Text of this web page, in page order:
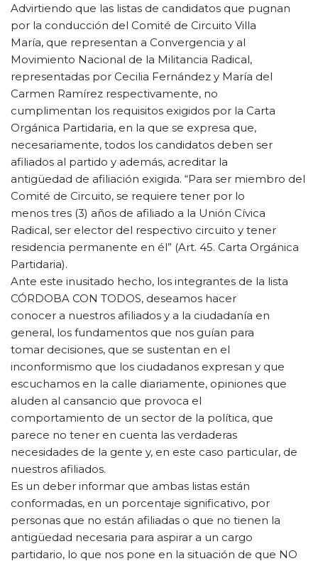
Advirtiendo que las listas de candidatos que pugnan
por la conducción del Comité de Circuito Villa
María, que representan a Convergencia y al
Movimiento Nacional de la Militancia Radical,
representadas por Cecilia Fernández y María del
Carmen Ramírez respectivamente, no
cumplimentan los requisitos exigidos por la Carta
Orgánica Partidaria, en la que se expresa que,
necesariamente, todos los candidatos deben ser
afiliados al partido y además, acreditar la
antigüedad de afiliación exigida. “Para ser miembro del
Comité de Circuito, se requiere tener por lo
menos tres (3) años de afiliado a la Unión Cívica
Radical, ser elector del respectivo circuito y tener
residencia permanente en él” (Art. 45. Carta Orgánica
Partidaria).
Ante este inusitado hecho, los integrantes de la lista
CÓRDOBA CON TODOS, deseamos hacer
conocer a nuestros afiliados y a la ciudadanía en
general, los fundamentos que nos guían para
tomar decisiones, que se sustentan en el
inconformismo que los ciudadanos expresan y que
escuchamos en la calle diariamente, opiniones que
aluden al cansancio que provoca el
comportamiento de un sector de la política, que
parece no tener en cuenta las verdaderas
necesidades de la gente y, en este caso particular, de
nuestros afiliados.
Es un deber informar que ambas listas están
conformadas, en un porcentaje significativo, por
personas que no están afiliadas o que no tienen la
antigüedad necesaria para aspirar a un cargo
partidario, lo que nos pone en la situación de que NO